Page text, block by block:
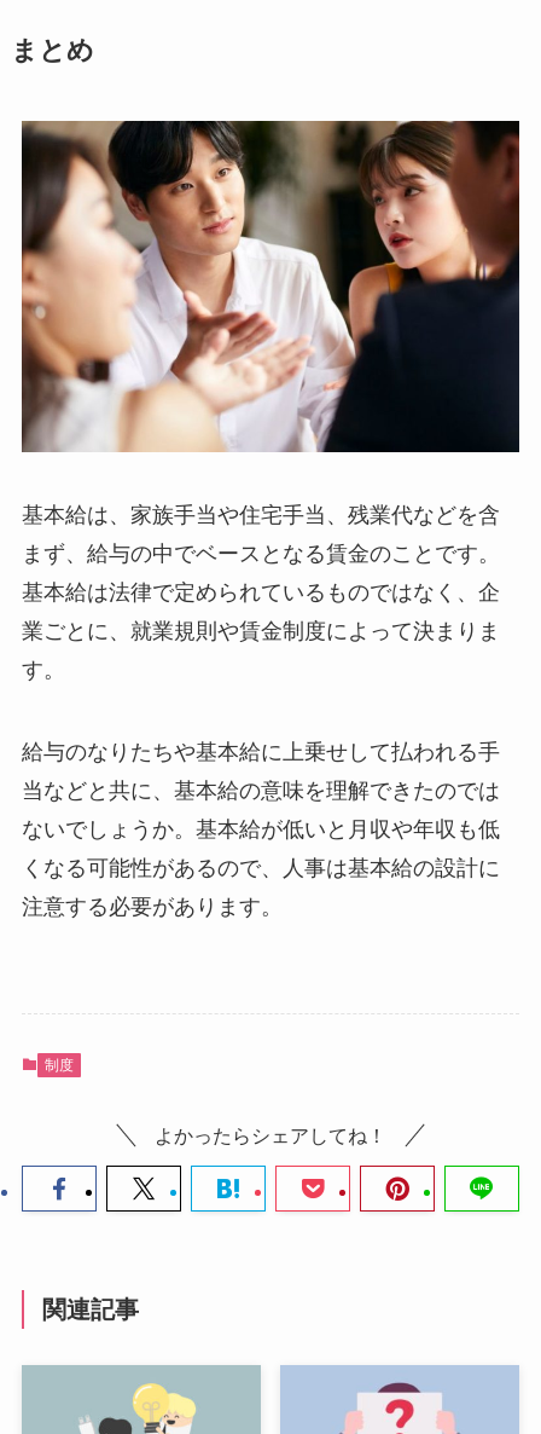
まとめ
基本給は、家族手当や住宅手当、残業代などを含
まず、給与の中でベースとなる賃金のことです。
基本給は法律で定められているものではなく、企
業ごとに、就業規則や賃金制度によって決まりま
す。
給与のなりたちや基本給に上乗せして払われる手
当などと共に、基本給の意味を理解できたのでは
ないでしょうか。基本給が低いと月収や年収も低
くなる可能性があるので、人事は基本給の設計に
注意する必要があります。
制度
よかったらシェアしてね！
関連記事